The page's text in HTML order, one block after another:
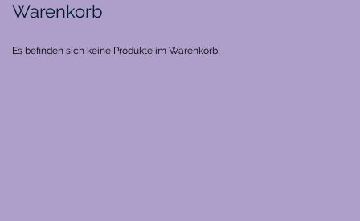
Warenkorb
Es befinden sich keine Produkte im Warenkorb.